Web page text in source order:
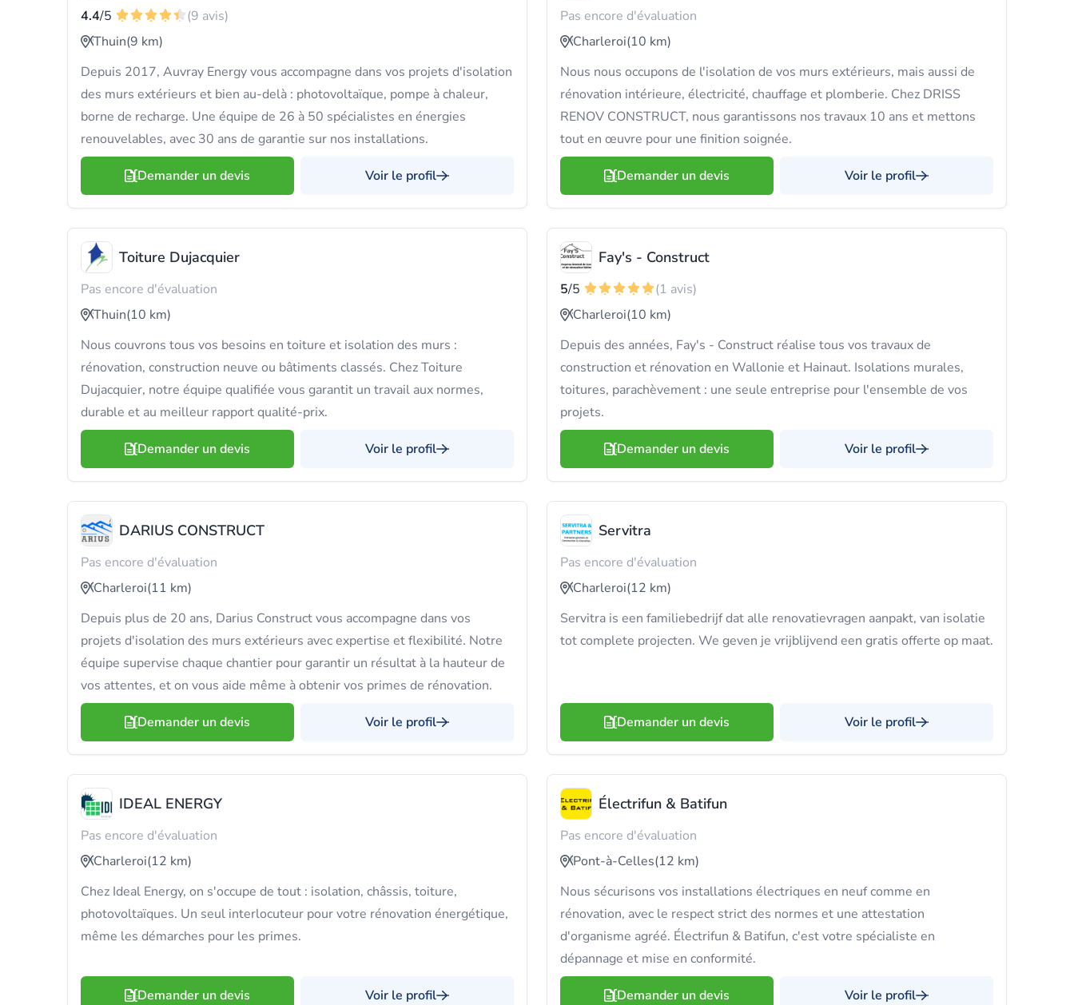
4.4/5
(9 avis)
Thuin(9 km)
Depuis 2017, Auvray Energy vous accompagne dans vos projets d'isolation
des murs extérieurs et bien au-delà : photovoltaïque, pompe à chaleur,
borne de recharge. Une équipe de 26 à 50 spécialistes en énergies
renouvelables, avec 30 ans de garantie sur nos installations.
Demander un devis Voir le profil
Pas encore d'évaluation
Charleroi(10 km)
Nous nous occupons de l'isolation de vos murs extérieurs, mais aussi de
rénovation intérieure, électricité, chauffage et plomberie. Chez DRISS
RENOV CONSTRUCT, nous garantissons nos travaux 10 ans et mettons
tout en œuvre pour une finition soignée.
Demander un devis Voir le profil
Toiture Dujacquier
Pas encore d'évaluation
Thuin(10 km)
Nous couvrons tous vos besoins en toiture et isolation des murs :
rénovation, construction neuve ou bâtiments classés. Chez Toiture
Dujacquier, notre équipe qualifiée vous garantit un travail aux normes,
durable et au meilleur rapport qualité-prix.
Demander un devis Voir le profil
Fay's - Construct
5/5
(1 avis)
Charleroi(10 km)
Depuis des années, Fay's - Construct réalise tous vos travaux de
construction et rénovation en Wallonie et Hainaut. Isolations murales,
toitures, parachèvement : une seule entreprise pour l'ensemble de vos
projets.
Demander un devis Voir le profil
DARIUS CONSTRUCT
Pas encore d'évaluation
Charleroi(11 km)
Depuis plus de 20 ans, Darius Construct vous accompagne dans vos
projets d'isolation des murs extérieurs avec expertise et flexibilité. Notre
équipe supervise chaque chantier pour garantir un résultat à la hauteur de
vos attentes, et on vous aide même à obtenir vos primes de rénovation.
Demander un devis Voir le profil
Servitra
Pas encore d'évaluation
Charleroi(12 km)
Servitra is een familiebedrijf dat alle renovatievragen aanpakt, van isolatie
tot complete projecten. We geven je vrijblijvend een gratis offerte op maat.
Demander un devis Voir le profil
IDEAL ENERGY
Pas encore d'évaluation
Charleroi(12 km)
Chez Ideal Energy, on s'occupe de tout : isolation, châssis, toiture,
photovoltaïques. Un seul interlocuteur pour votre rénovation énergétique,
même les démarches pour les primes.
Demander un devis Voir le profil
Électrifun & Batifun
Pas encore d'évaluation
Pont-à-Celles(12 km)
Nous sécurisons vos installations électriques en neuf comme en
rénovation, avec le respect strict des normes et une attestation
d'organisme agréé. Électrifun & Batifun, c'est votre spécialiste en
dépannage et mise en conformité.
Demander un devis Voir le profil